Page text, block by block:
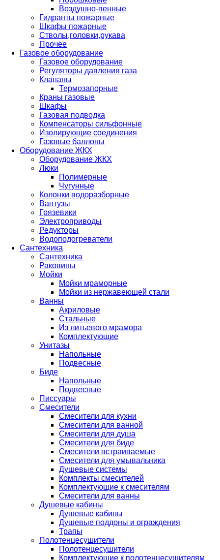
Воздушно-пенные
Гидранты пожарные
Шкафы пожарные
Стволы,головки,рукава
Прочее
Газовое оборудование
Газовое оборудование
Регуляторы давления газа
Клапаны
Термозапорные
Краны газовые
Шкафы
Газовая подводка
Компенсаторы сильфонные
Изолирующие соединения
Газовые баллоны
Оборудование ЖКХ
Оборудование ЖКХ
Люки
Полимерные
Чугунные
Колонки водоразборные
Вантузы
Грязевики
Электроприводы
Редукторы
Водоподогреватели
Сантехника
Сантехника
Раковины
Мойки
Мойки мраморные
Мойки из нержавеющей стали
Ванны
Акриловые
Стальные
Из литьевого мрамора
Комплектующие
Унитазы
Напольные
Подвесные
Биде
Напольные
Подвесные
Писсуары
Смесители
Смесители для кухни
Смесители для ванной
Смесители для душа
Смесители для биде
Смесители встраиваемые
Смесители для умывальника
Душевые системы
Комплекты смесителей
Комплектующие к смесителям
Смесители для ванны
Душевые кабины
Душевые кабины
Душевые поддоны и ограждения
Трапы
Полотенцесушители
Полотенцесушители
Комплектующие к полотенцесушителям